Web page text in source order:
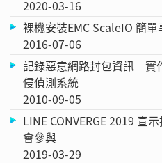
2020-03-16
裸機安裝EMC ScaleIO 簡
2016-07-06
記錄惡意網路封包資訊 實
侵偵測系統
2010-09-05
LINE CONVERGE 2019 宣
會參與
2019-03-29